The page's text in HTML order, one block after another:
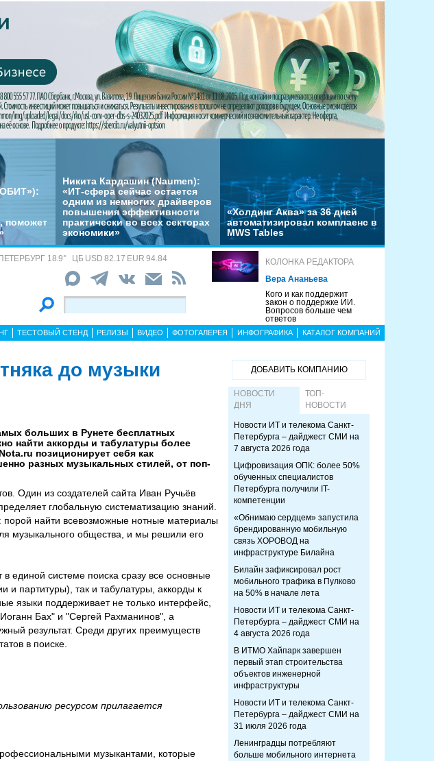
поможет
Никита Кардашин (Naumen):
«ИТ-сфера сейчас остается
одним из немногих драйверов
повышения эффективности
практически во всех секторах
экономики»
«Холдинг Аква» за 36 дней
автоматизировал комплаенс в
MWS Tables
18.9° ЦБ USD 82.17 EUR 94.84
КОЛОНКА РЕДАКТОРА
Вера Ананьева
Кого и как поддержит
закон о поддержке ИИ.
Вопросов больше чем
ответов
ТЕСТОВЫЙ СТЕНД РЕЛИЗЫ ВИДЕО ФОТОГАЛЕРЕЯ ИНФОГРАФИКА КАТАЛОГ КОМПАНИЙ
до музыки
больших в Рунете бесплатных
найти аккорды и табулатуры более
позиционирует себя как
разных музыкальных стилей, от поп-
Один из создателей сайта Иван Ручьёв
глобальную систематизацию знаний.
найти всевозможные нотные материалы
музыкального общества, и мы решили его
единой системе поиска сразу все основные
и партитуры), так и табулатуры, аккорды к
языки поддерживает не только интерфейс,
Бах" и "Сергей Рахманинов", а
результат. Среди других преимуществ
в поиске.
ресурсом прилагается
музыкантами, которые
ДОБАВИТЬ КОМПАНИЮ
НОВОСТИ
ДНЯ
ТОП-
НОВОСТИ
Новости ИТ и телекома Санкт-
Петербурга – дайджест СМИ на
7 августа 2026 года
Цифровизация ОПК: более 50%
обученных специалистов
Петербурга получили IT-
компетенции
«Обнимаю сердцем» запустила
брендированную мобильную
связь ХОРОВОД на
инфраструктуре Билайна
Билайн зафиксировал рост
мобильного трафика в Пулково
на 50% в начале лета
Новости ИТ и телекома Санкт-
Петербурга – дайджест СМИ на
4 августа 2026 года
В ИТМО Хайпарк завершен
первый этап строительства
объектов инженерной
инфраструктуры
Новости ИТ и телекома Санкт-
Петербурга – дайджест СМИ на
31 июля 2026 года
Ленинградцы потребляют
больше мобильного интернета